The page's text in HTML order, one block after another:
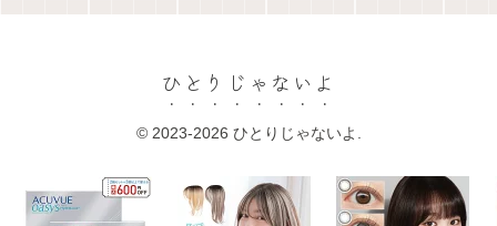
ひとりじゃないよ
© 2023-2026 ひとりじゃないよ.